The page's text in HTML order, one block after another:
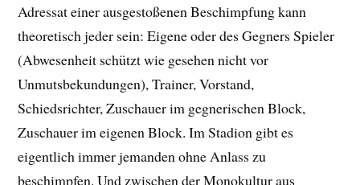
Adressat einer ausgestoßenen Beschimpfung kann
theoretisch jeder sein: Eigene oder des Gegners Spieler
(Abwesenheit schützt wie gesehen nicht vor
Unmutsbekundungen), Trainer, Vorstand,
Schiedsrichter, Zuschauer im gegnerischen Block,
Zuschauer im eigenen Block. Im Stadion gibt es
eigentlich immer jemanden ohne Anlass zu
beschimpfen. Und zwischen der Monokultur aus